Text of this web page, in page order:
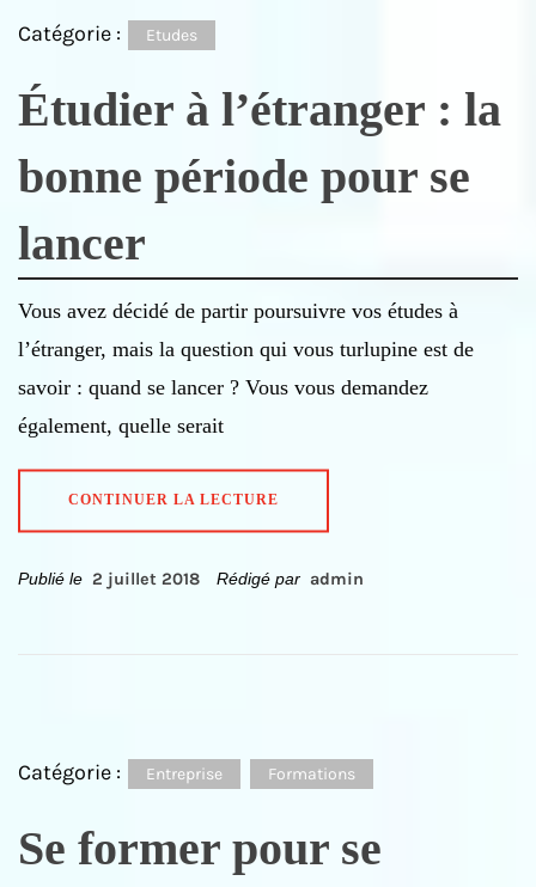
Catégorie : Etudes
Étudier à l’étranger : la
bonne période pour se
lancer
Vous avez décidé de partir poursuivre vos études à
l’étranger, mais la question qui vous turlupine est de
savoir : quand se lancer ? Vous vous demandez
également, quelle serait
CONTINUER LA LECTURE
Publié le 2 juillet 2018 Rédigé par admin
Catégorie : Entreprise Formations
Se former pour se